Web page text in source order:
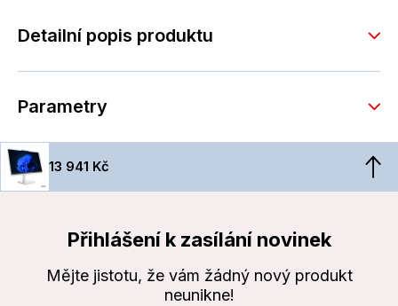
Detailní popis produktu
Parametry
13 941 Kč
Přihlášení k zasílání novinek
Mějte jistotu, že vám žádný nový produkt
neunikne!